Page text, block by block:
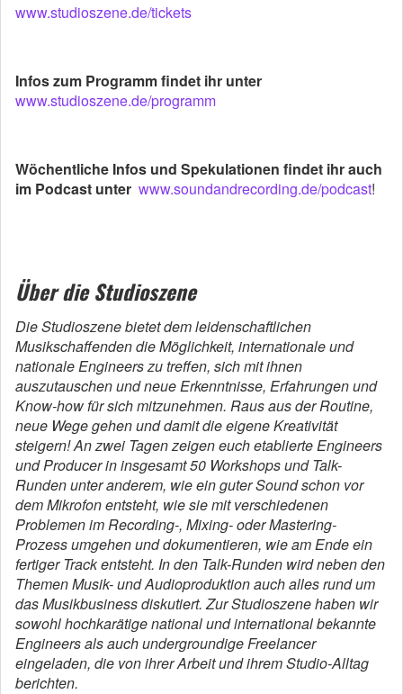
www.studioszene.de/tickets
Infos zum Programm findet ihr unter
www.studioszene.de/programm
Wöchentliche Infos und Spekulationen findet ihr auch
im Podcast unter www.soundandrecording.de/podcast!
Über die Studioszene
Die Studioszene bietet dem leidenschaftlichen
Musikschaffenden die Möglichkeit, internationale und
nationale Engineers zu treffen, sich mit ihnen
auszutauschen und neue Erkenntnisse, Erfahrungen und
Know-how für sich mitzunehmen. Raus aus der Routine,
neue Wege gehen und damit die eigene Kreativität
steigern! An zwei Tagen zeigen euch etablierte Engineers
und Producer in insgesamt 50 Workshops und Talk-
Runden unter anderem, wie ein guter Sound schon vor
dem Mikrofon entsteht, wie sie mit verschiedenen
Problemen im Recording-, Mixing- oder Mastering-
Prozess umgehen und dokumentieren, wie am Ende ein
fertiger Track entsteht. In den Talk-Runden wird neben den
Themen Musik- und Audioproduktion auch alles rund um
das Musikbusiness diskutiert. Zur Studioszene haben wir
sowohl hochkarätige national und international bekannte
Engineers als auch undergroundige Freelancer
eingeladen, die von ihrer Arbeit und ihrem Studio-Alltag
berichten.